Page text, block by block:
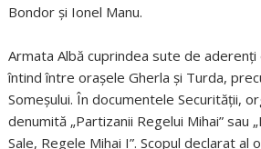
Bondor şi Ionel Manu.
Armata Albă cuprindea sute de
întind între oraşele Gherla şi Turda,
Someşului. În documentele Securităţii,
denumită „Partizanii Regelui Mihai” sau
Sale, Regele Mihai I”. Scopul declarat al